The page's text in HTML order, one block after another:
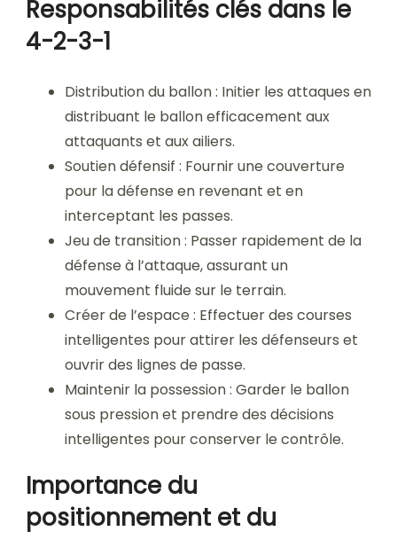
Responsabilités clés dans le
4-2-3-1
Distribution du ballon : Initier les attaques en
distribuant le ballon efficacement aux
attaquants et aux ailiers.
Soutien défensif : Fournir une couverture
pour la défense en revenant et en
interceptant les passes.
Jeu de transition : Passer rapidement de la
défense à l’attaque, assurant un
mouvement fluide sur le terrain.
Créer de l’espace : Effectuer des courses
intelligentes pour attirer les défenseurs et
ouvrir des lignes de passe.
Maintenir la possession : Garder le ballon
sous pression et prendre des décisions
intelligentes pour conserver le contrôle.
Importance du
positionnement et du